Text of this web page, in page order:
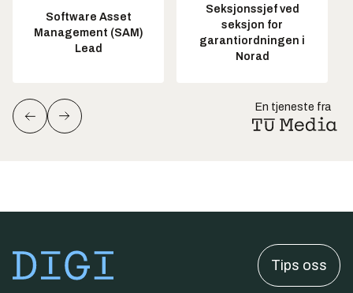
Software Asset
Management (SAM)
Lead
Seksjonssjef ved
seksjon for
garantiordningen i
Norad
En tjeneste fra
Tips oss